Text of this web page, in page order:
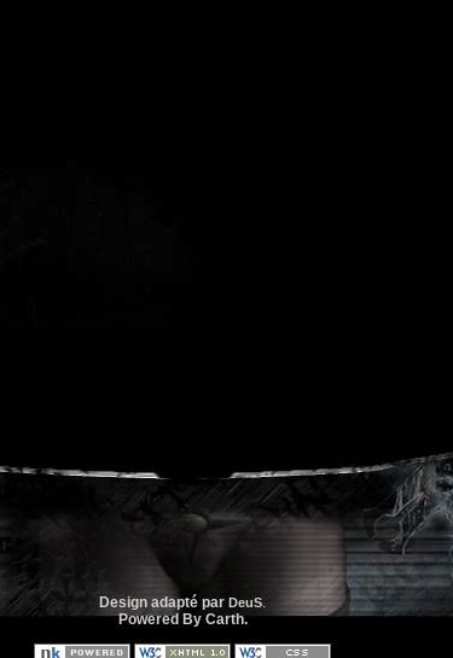
Design adapté par DeuS.
Powered By Carth.